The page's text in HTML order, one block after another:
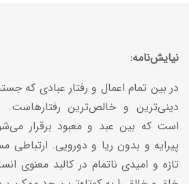
نیایش‌نامه:
در بین تمام اعمال و رفتار عبادی که
دینی‌ترین و خالص‌ترین
است که بین عبد و معبود برقرار
پیرایه و بدون ریا و دورویی. ارتباطی
تازه و امیدی ناتمام در کالبد معنوی